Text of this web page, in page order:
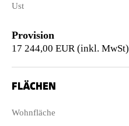
Ust
Provision
17 244,00 EUR (inkl. MwSt)
FLÄCHEN
Wohnfläche